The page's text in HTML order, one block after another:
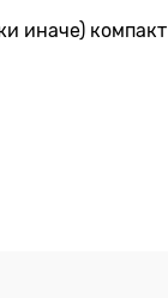
иначе) компакт